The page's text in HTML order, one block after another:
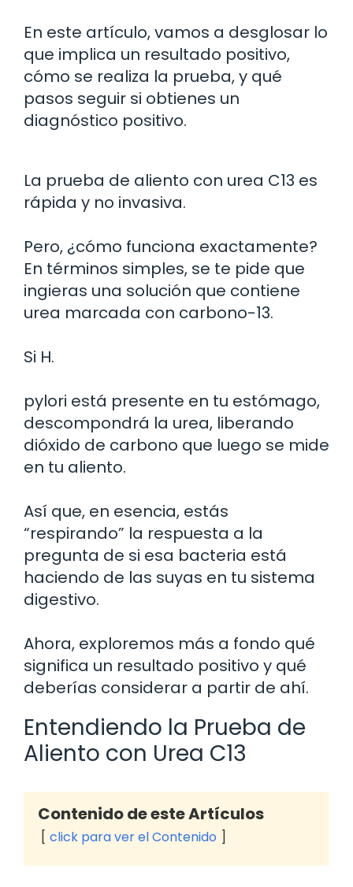
En este artículo, vamos a desglosar lo
que implica un resultado positivo,
cómo se realiza la prueba, y qué
pasos seguir si obtienes un
diagnóstico positivo.
La prueba de aliento con urea C13 es
rápida y no invasiva.
Pero, ¿cómo funciona exactamente?
En términos simples, se te pide que
ingieras una solución que contiene
urea marcada con carbono-13.
Si H.
pylori está presente en tu estómago,
descompondrá la urea, liberando
dióxido de carbono que luego se mide
en tu aliento.
Así que, en esencia, estás
“respirando” la respuesta a la
pregunta de si esa bacteria está
haciendo de las suyas en tu sistema
digestivo.
Ahora, exploremos más a fondo qué
significa un resultado positivo y qué
deberías considerar a partir de ahí.
Entendiendo la Prueba de
Aliento con Urea C13
Contenido de este Artículos
click para ver el Contenido